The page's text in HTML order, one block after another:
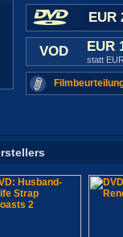
EUR
VOD EUR
statt